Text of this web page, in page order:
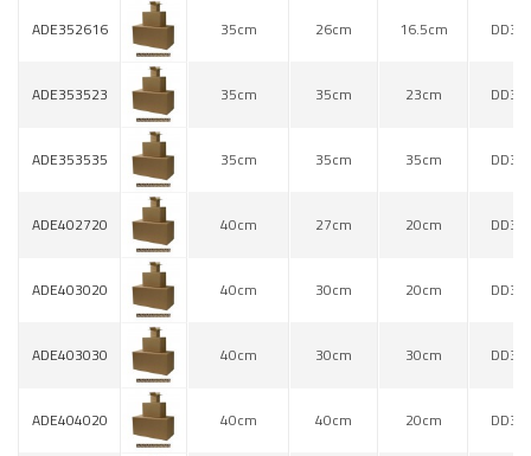
ADE352616 35cm 26cm 16.5cm DD30
ADE353523 35cm 35cm 23cm DD30
ADE353535 35cm 35cm 35cm DD30
ADE402720 40cm 27cm 20cm DD30
ADE403020 40cm 30cm 20cm DD30
ADE403030 40cm 30cm 30cm DD30
ADE404020 40cm 40cm 20cm DD30